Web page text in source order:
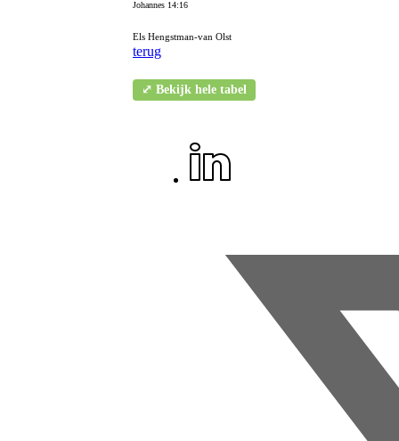
Johannes 14:16
Els Hengstman-van Olst
terug
⤢ Bekijk hele tabel